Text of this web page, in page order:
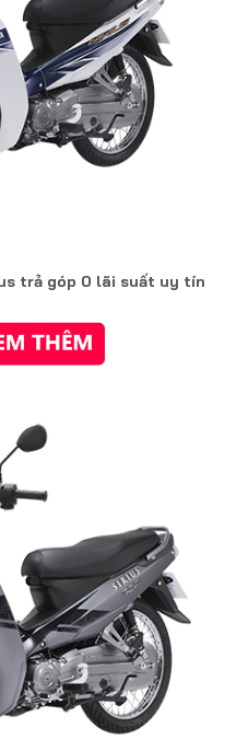
trả góp 0 lãi suất uy tín